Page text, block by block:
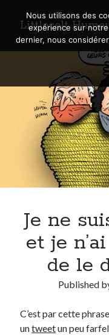
Littlecelt
Sidebar
Recherche sur le blog
Derniers articles
Municipales 2026 : Lyon,
Quel Lyonnais es-tu,
A quand une véritable
Lyon ?
Comment je vis ma vie sur
Entretien ménagerdans
Je ne
et je
de le
Published
C’est par cette
untweetun peu
Nous utilisons des
expérience sur
dernier, nous